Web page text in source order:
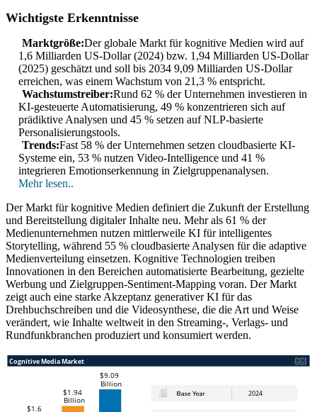
Wichtigste Erkenntnisse
Marktgröße:Der globale Markt für kognitive Medien wird auf
1,6 Milliarden US-Dollar (2024) bzw. 1,94 Milliarden US-Dollar
(2025) geschätzt und soll bis 2034 9,09 Milliarden US-Dollar
erreichen, was einem Wachstum von 21,3 % entspricht.
Wachstumstreiber:Rund 62 % der Unternehmen investieren in
KI-gesteuerte Automatisierung, 49 % konzentrieren sich auf
prädiktive Analysen und 45 % setzen auf NLP-basierte
Personalisierungstools.
Trends:Fast 58 % der Unternehmen setzen cloudbasierte KI-
Systeme ein, 53 % nutzen Video-Intelligence und 41 %
integrieren Emotionserkennung in Zielgruppenanalysen.
Mehr lesen..
Der Markt für kognitive Medien definiert die Zukunft der Erstellung
und Bereitstellung digitaler Inhalte neu. Mehr als 61 % der
Medienunternehmen nutzen mittlerweile KI für intelligentes
Storytelling, während 55 % cloudbasierte Analysen für die adaptive
Medienverteilung einsetzen. Kognitive Technologien treiben
Innovationen in den Bereichen automatisierte Bearbeitung, gezielte
Werbung und Zielgruppen-Sentiment-Mapping voran. Der Markt
zeigt auch eine starke Akzeptanz generativer KI für das
Drehbuchschreiben und die Videosynthese, die die Art und Weise
verändert, wie Inhalte weltweit in den Streaming-, Verlags- und
Rundfunkbranchen produziert und konsumiert werden.